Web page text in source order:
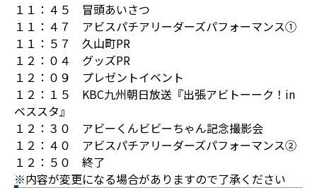
１１：４５ 冒頭あいさつ
１１：４７ アビスパチアリーダーズパフォーマンス①
１１：５７ 久山町PR
１２：０４ グッズPR
１２：０９ プレゼントイベント
１２：１５ KBC九州朝日放送『出張アビトーーク！in
ベススタ』
１２：３０ アビーくんビビーちゃん記念撮影会
１２：４０ アビスパチアリーダーズパフォーマンス②
１２：５０ 終了
※内容が変更になる場合がありますので了承ください